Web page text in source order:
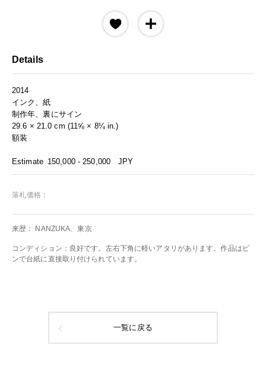
Details
2014
インク、紙
制作年、裏にサイン
29.6 × 21.0 cm (11⅝ × 8¼ in.)
額装
Estimate 150,000 - 250,000 JPY
落札価格：
来歴： NANZUKA、東京
コンディション：良好です。左右下角に軽いアタリがあります。作品はピ
ンで台紙に直接取り付けられています。
一覧に戻る